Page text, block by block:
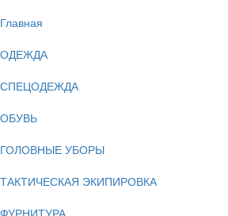
Главная
ОДЕЖДА
СПЕЦОДЕЖДА
ОБУВЬ
ГОЛОВНЫЕ УБОРЫ
ТАКТИЧЕСКАЯ ЭКИПИРОВКА
ФУРНИТУРА